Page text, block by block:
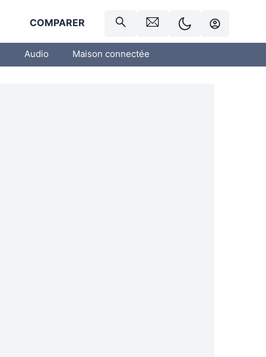
COMPARER
Audio Maison connectée